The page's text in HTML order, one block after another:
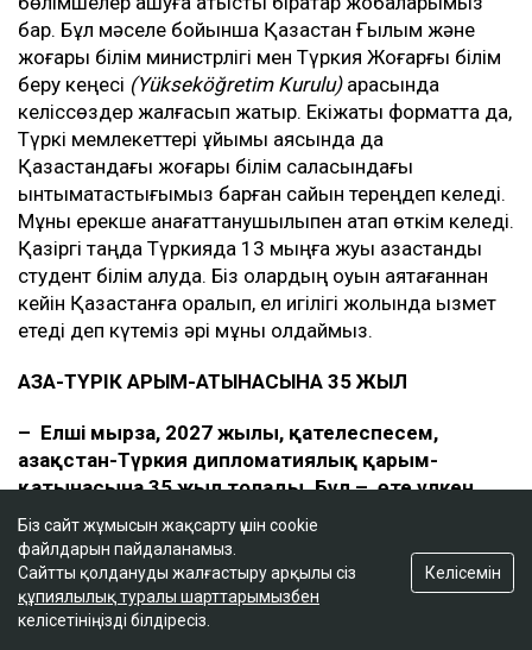
бар. Бұл мәселе бойынша Қазақстан Ғылым және
жоғары білім министрлігі мен Түркия Жоғарғы білім
беру кеңесі (Yükseköğretim Kurulu) арасында
келіссөздер жалғасып жатыр. Екіжақты форматта да,
Түркі мемлекеттері ұйымы аясында да
Қазақстандағы жоғары білім саласындағы
ынтымақтастығымыз барған сайын тереңдеп келеді.
Мұны ерекше қанағаттанушылықпен атап өткім келеді.
Қазіргі таңда Түркияда 13 мыңға жуық қазақстандық
студент білім алуда. Біз олардың оқуын аяқтағаннан
кейін Қазақстанға оралып, ел игілігі жолында қызмет
етеді деп күтеміз әрі мұны қолдаймыз.
ҚАЗАҚ-ТҮРІК ҚАРЫМ-ҚАТЫНАСЫНА 35 ЖЫЛ
– Елші мырза, 2027 жылы, қателеспесем,
Қазақстан-Түркия дипломатиялық қарым-
қатынасына 35 жыл толады. Бұл–өте үлкен
меже. Жалпы, осы мерейтой қарсаңында
екіжақты қатынастың қандай моделін идеал
деп санар едіңіз?Немесе біз әлі де назар
аудармай жатқан дүниелер бар ма?
Біз сайт жұмысын жақсарту үшін cookie
файлдарын пайдаланамыз.
Сайтты қолдануды жалғастыру арқылы сіз
құпиялылық туралы шарттарымызбен
келісетініңізді білдіресіз.
Келісемін